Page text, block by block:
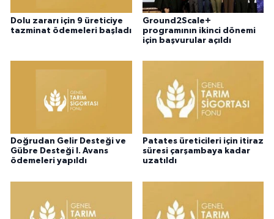
Dolu zararı için 9 üreticiye
tazminat ödemeleri başladı
Ground2Scale+
programının ikinci dönemi
için başvurular açıldı
Doğrudan Gelir Desteği ve
Gübre Desteği I. Avans
ödemeleri yapıldı
Patates üreticileri için itiraz
süresi çarşambaya kadar
uzatıldı